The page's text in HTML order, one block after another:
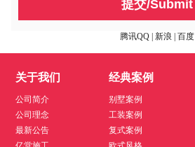
提交/Submit
腾讯QQ | 新浪 | 百度
关于我们
公司简介
公司理念
最新公告
经典案例
别墅案例
工装案例
复式案例